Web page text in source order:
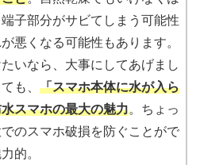
子部分がサビてしまう可能性
悪くなる可能性もあります。
いなら、大事にしてあげまし
も、 「スマホ本体に水が入ら
スマホの最大の魅力。ちょっ
のスマホ破損を防ぐことがで
的。